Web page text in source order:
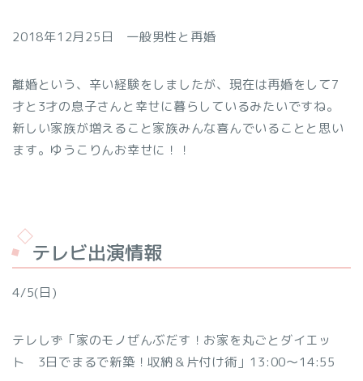
2018年12月25日 一般男性と再婚
離婚という、辛い経験をしましたが、現在は再婚をして7
才と3才の息子さんと幸せに暮らしているみたいですね。
新しい家族が増えること家族みんな喜んでいることと思い
ます。ゆうこりんお幸せに！！
テレビ出演情報
4/5(日)
テレしず「家のモノぜんぶだす！お家を丸ごとダイエッ
ト 3日でまるで新築！収納＆片付け術」13:00～14:55